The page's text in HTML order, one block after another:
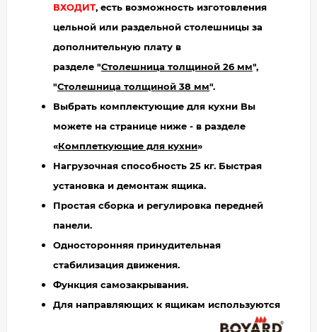
ВХОДИТ, есть возможность изготовления
цельной или раздельной столешницы за
дополнительную плату в
разделе "Столешница толщиной 26 мм",
"Столешница толщиной 38 мм".
Выбрать комплектующие для кухни Вы
можете на странице ниже - в разделе
«Комплеткующие для кухни»
Нагрузочная способность 25 кг. Быстрая
установка и демонтаж ящика.
Простая сборка и регулировка передней
панели.
Односторонняя принудительная
стабилизация движения.
Функция самозакрывания.
Для направляющих к ящикам используются